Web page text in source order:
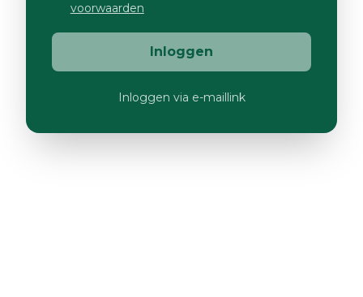
voorwaarden
Inloggen
Inloggen via e-maillink